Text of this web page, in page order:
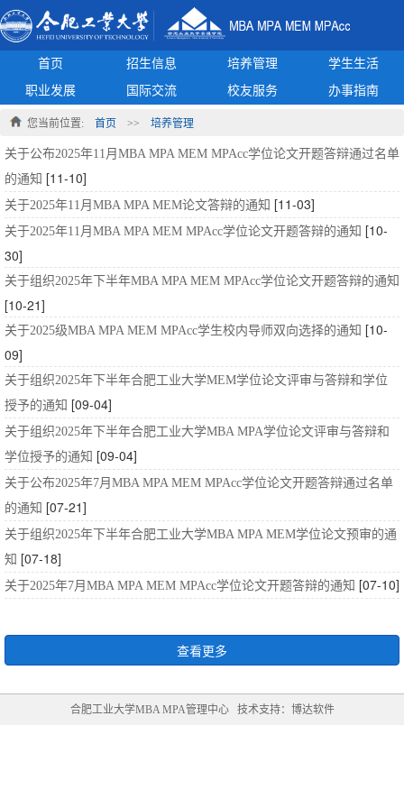
首页 招生信息 培养管理
学生生活
职业发展
国际交流 校友服务 办事指南
您当前位置: 首页 >> 培养管理
关于公布2025年11月MBA MPA MEM MPAcc学位论文开题答辩通过名单
的通知 [11-10]
关于2025年11月MBA MPA MEM论文答辩的通知 [11-03]
关于2025年11月MBA MPA MEM MPAcc学位论文开题答辩的通知 [10-
30]
关于组织2025年下半年MBA MPA MEM MPAcc学位论文开题答辩的通知
[10-21]
关于2025级MBA MPA MEM MPAcc学生校内导师双向选择的通知 [10-
09]
关于组织2025年下半年合肥工业大学MEM学位论文评审与答辩和学位
授予的通知 [09-04]
关于组织2025年下半年合肥工业大学MBA MPA学位论文评审与答辩和
学位授予的通知 [09-04]
关于公布2025年7月MBA MPA MEM MPAcc学位论文开题答辩通过名单
的通知 [07-21]
关于组织2025年下半年合肥工业大学MBA MPA MEM学位论文预审的通
知 [07-18]
关于2025年7月MBA MPA MEM MPAcc学位论文开题答辩的通知 [07-10]
查看更多
合肥工业大学MBA MPA管理中心 技术支持：博达软件